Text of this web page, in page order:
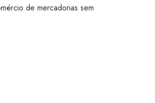
de mercadorias sem